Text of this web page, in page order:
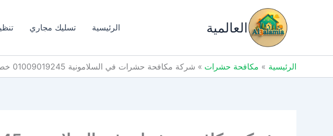
العالمية الرئيسية تسليك مجاري
الرئيسية مكافحة حشرات شركة مكافحة حشرات في السلامونية 01009019245 خصم 61% من العالمية الالمانية